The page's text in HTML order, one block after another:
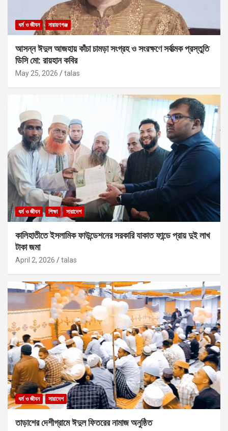
ধর্ম ও জীবন নারায়ণগঞ্জ
আসন্ন ঈদুল আজহায় কাঁচা চামড়া সংগ্রহ ও সংরক্ষণে সর্বাত্মক প্রস্তুতি
ডিসি মো: রায়হান কবির
May 25, 2026 talas
ধর্ম ও জীবন শিক্ষা সারাদেশ
কালিহাতীতে ইসলামিক ফাউন্ডেশনের সরকারি যাকাত ফান্ডে প্রায় দুই লাখ
টাকা জমা
April 2, 2026 talas
ধর্ম ও জীবন সারাদেশ
তাড়াশের দেশীগ্রামে ঈদুল ফিতরের নামাজ অনুষ্ঠিত